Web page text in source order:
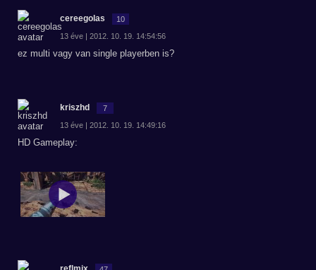
cereegolas 10
13 éve | 2012. 10. 19. 14:54:56
ez multi vagy van single playerben is?
kriszhd 7
13 éve | 2012. 10. 19. 14:49:16
HD Gameplay: